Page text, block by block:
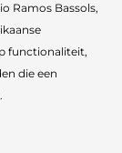
Ramos Bassols,
functionaliteit,
die een